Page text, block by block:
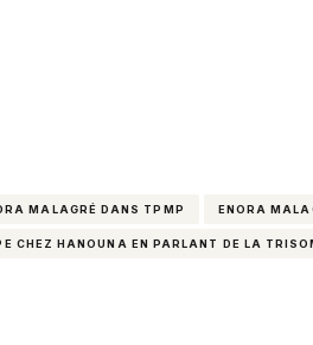
MALAGRÉ DANS TPMP ENORA
CHEZ HANOUNA EN PARLANT DE LA